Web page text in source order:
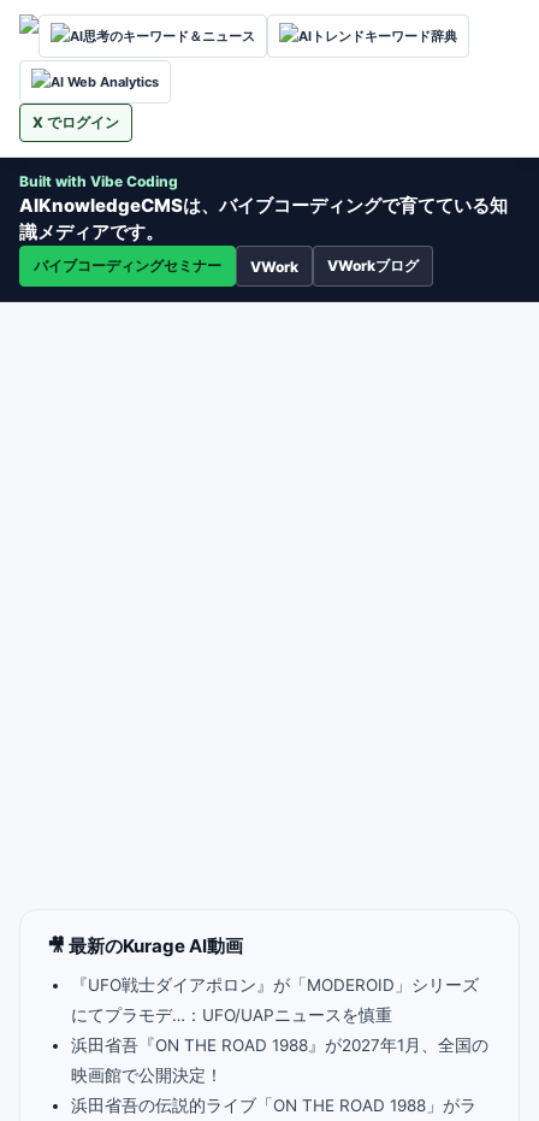
AI思考のキーワード＆ニュース AIトレンドキーワード辞典
AI Web Analytics
X でログイン
Built with Vibe Coding
AIKnowledgeCMSは、バイブコーディングで育てている知
識メディアです。
バイブコーディングセミナー VWork VWorkブログ
🎥 最新のKurage AI動画
『UFO戦士ダイアポロン』が「MODEROID」シリーズ
にてプラモデ…：UFO/UAPニュースを慎重
浜田省吾『ON THE ROAD 1988』が2027年1月、全国の
映画館で公開決定！
浜田省吾の伝説的ライブ「ON THE ROAD 1988」がラ